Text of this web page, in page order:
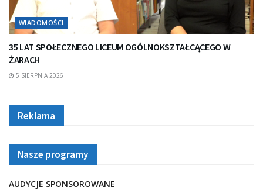
WIADOMOŚCI
35 LAT SPOŁECZNEGO LICEUM OGÓLNOKSZTAŁCĄCEGO W
ŻARACH
5 SIERPNIA 2026
Reklama
Nasze programy
AUDYCJE SPONSOROWANE